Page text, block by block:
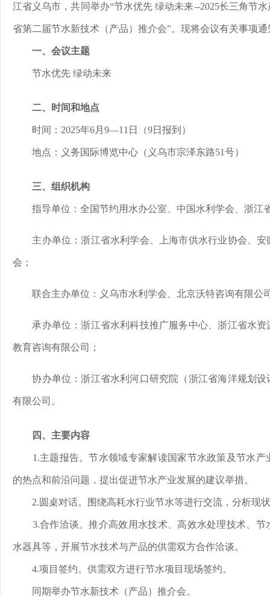
江省义乌市，共同举办“节水优先 绿动未来--2025长三角节
省第二届节水新技术（产品）推介会”。现将会议有关事项
一、会议主题
节水优先 绿动未来
二、时间和地点
时间：2025年6月9—11日（9日报到）
地点：义务国际博览中心（义乌市宗泽东路51号）
三、组织机构
指导单位：全国节约用水办公室、中国水利学会、浙江
主办单位：浙江省水利学会、上海市供水行业协会、
会；
联合主办单位：义乌市水利学会、北京沃特咨询有限公
承办单位：浙江省水利科技推广服务中心、浙江省水
教育咨询有限公司；
协办单位：浙江省水利河口研究院（浙江省海洋规划
有限公司。
四、主要内容
1.主题报告。节水领域专家解读国家节水政策及节水
的热点和前沿问题，提出促进节水产业发展的建议举措。
2.圆桌对话。围绕高耗水行业节水等进行交流，分析现
3.合作洽谈。推介高效用水技术、高效水处理技术、
水器具等，开展节水技术与产品的供需双方合作洽谈。
4.项目签约。供需双方进行节水项目现场签约。
同期举办节水新技术（产品）推介会。